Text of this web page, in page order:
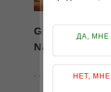
Geekvape
Nano 3
ДА, МНЕ
НЕТ,